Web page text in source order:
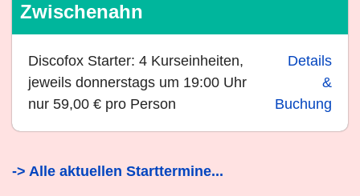
Zwischenahn
Discofox Starter: 4 Kurseinheiten,
jeweils donnerstags um 19:00 Uhr
nur 59,00 € pro Person
Details
&
Buchung
-> Alle aktuellen Starttermine...